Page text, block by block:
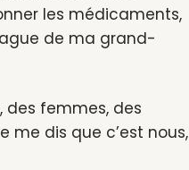
les médicaments,
de ma grand-
des femmes, des
me dis que c’est nous,